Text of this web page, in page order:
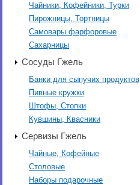
Чайники, Кофейники, Турки
Пирожницы, Тортницы
Самовары фарфоровые
Сахарницы
Сосуды Гжель
Банки для сыпучих продуктов
Пивные кружки
Штофы, Стопки
Кувшины, Квасники
Сервизы Гжель
Чайные, Кофейные
Столовые
Наборы подарочные